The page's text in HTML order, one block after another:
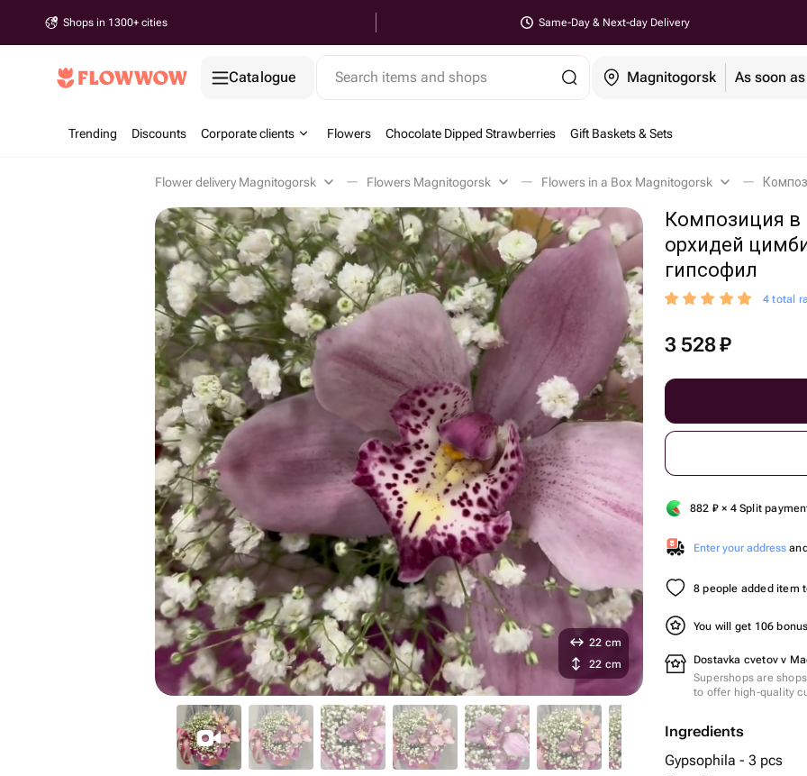
Shops in 1300+ cities Same-Day & Next-day Delivery
Catalogue Search items and shops Magnitogorsk As soon
Trending Discounts Corporate clients Flowers Chocolate Dipped Strawberries Gift Baskets & Sets
Flower delivery Magnitogorsk Flowers Magnitogorsk Flowers in a Box Magnitogorsk
Композиция в
орхидей
гипсофил
4 total
3 528₽
882 ₽ × 4 Split
Enter your address
8 people added item
You will get 106
Dostavka cvetov v
Supershops are
to offer high-quality
Ingredients
Gypsophila - 3 pcs
22 cm
22 cm